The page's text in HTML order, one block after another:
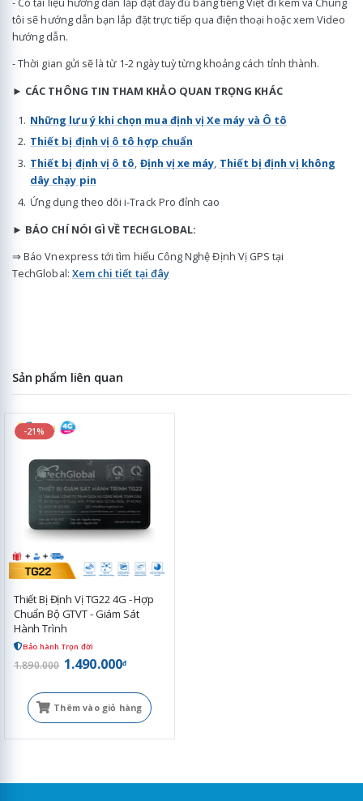
tôi sẽ hướng dẫn bạn lắp đặt trực tiếp qua điện thoại hoặc xem Video
hướng dẫn.
- Thời gian gửi sẽ là từ 1-2 ngày tuỳ từng khoảng cách tỉnh thành.
► CÁC THÔNG TIN THAM KHẢO QUAN TRỌNG KHÁC
Những lưu ý khi chọn mua định vị Xe máy và Ô tô
Thiết bị định vị ô tô hợp chuẩn
Thiết bị định vị ô tô, Định vị xe máy, Thiết bị định vị không
dây chạy pin
Ứng dụng theo dõi i-Track Pro đỉnh cao
► BÁO CHÍ NÓI GÌ VỀ TECHGLOBAL:
⇒ Báo Vnexpress tới tìm hiểu Công Nghệ Định Vị GPS tại
TechGlobal: Xem chi tiết tại đây
Sản phẩm liên quan
-21%
Thiết Bị Định Vị TG22 4G - Hợp
Chuẩn Bộ GTVT - Giám Sát
Hành Trình
Bảo hành Trọn đời
1.890.000 1.490.000đ
Thêm vào giỏ hàng